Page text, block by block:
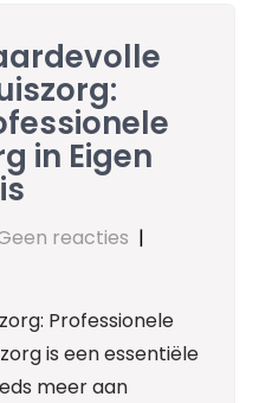
in Eigen
reacties |
Professionele
is een essentiële
meer aan